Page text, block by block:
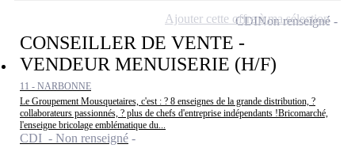
CONSEILLER DE VENTE -
VENDEUR MENUISERIE (H/F)
11 - NARBONNE
Le Groupement Mousquetaires, c'est : ? 8 enseignes de la grande distribution, ?
collaborateurs passionnés, ? plus de chefs d'entreprise indépendants !Bricomarché,
l'enseigne bricolage emblématique du...
CDI - Non renseigné
CDINon renseigné
Ajouter cette offre à ma sélection